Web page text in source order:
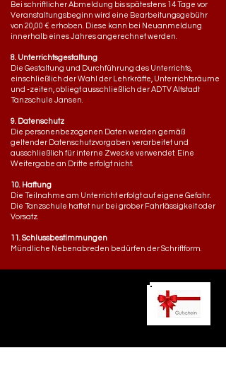
Bei schriftlicher Abmeldung bis spätestens 14 Tage vor
Veranstaltungsbeginn wird eine Bearbeitungsgebühr
von 20,00 € erhoben. Diese kann bei Neuanmeldung
innerhalb eines Jahres angerechnet werden.
8. Unterrichtsgestaltung
Die Gestaltung und Durchführung des Unterrichts,
einschließlich der Wahl der Lehrkräfte, Unterrichtsräume
und -zeiten, obliegt ausschließlich der ADTV Altstadt
Tanzschule Jansen.
9. Datenschutz
Die personenbezogenen Daten werden gemäß
geltender Datenschutzvorgaben verarbeitet und
ausschließlich für interne Zwecke verwendet. Eine
Weitergabe an Dritte erfolgt nicht.
10. Haftung
Die Teilnahme am Unterricht erfolgt auf eigene Gefahr.
Die Tanzschule haftet nur bei grober Fahrlässigkeit oder
Vorsatz.
11. Schlussbestimmungen
Mündliche Nebenabreden bedürfen der Schriftform.
​12.00 - 20.00 UHR